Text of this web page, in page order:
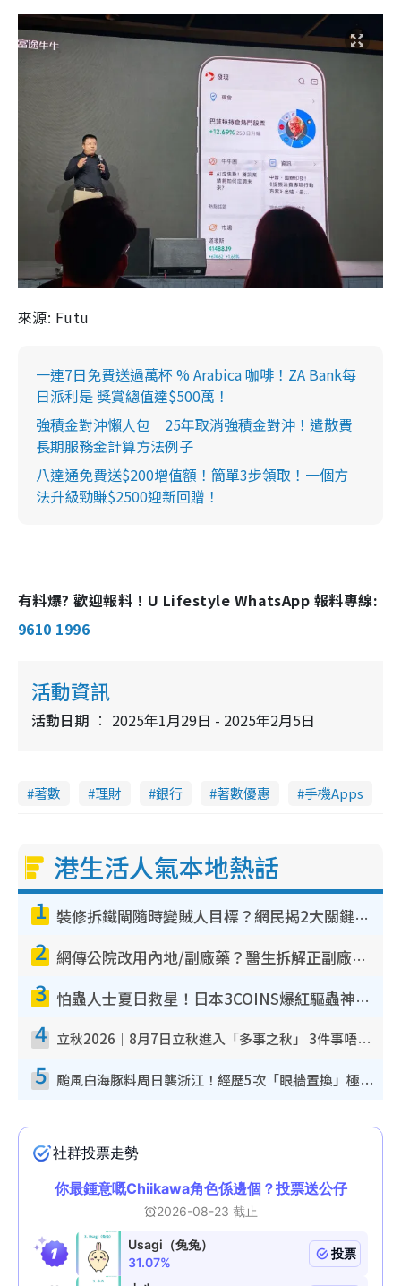
來源: Futu
一連7日免費送過萬杯 % Arabica 咖啡！ZA Bank每
日派利是 獎賞總值達$500萬！
強積金對沖懶人包｜25年取消強積金對沖！遣散費
長期服務金計算方法例子
八達通免費送$200增值額！簡單3步領取！一個方
法升級勁賺$2500迎新回贈！
有料爆? 歡迎報料！U Lifestyle WhatsApp 報料專線:
9610 1996
活動資訊
活動日期 2025年1月29日 - 2025年2月5日
著數 理財 銀行 著數優惠 手機Apps
港生活人氣本地熱話
1 裝修拆鐵閘隨時變賊人目標？網民揭2大關鍵用途：裝新式等於白裝？附新舊鐵閘分別
2 網傳公院改用內地/副廠藥？醫生拆解正副廠分別 揭4類人換藥隨時出事
3 怕蟲人士夏日救星！日本3COINS爆紅驅蟲神器$45起 1招「全程免觸碰」輕鬆搞定小強
4 立秋2026｜8月7日立秋進入「多事之秋」 3件事唔做得！專家教6招開運 清枱頭／銀包納氣接好運
5 颱風白海豚料周日襲浙江！經歷5次「眼牆置換」極罕見 成登陸內地最長途颱風